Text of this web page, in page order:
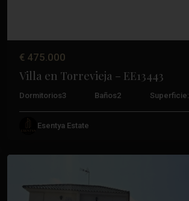
€ 475.000
Villa en Torrevieja – EE13443
Dormitorios3 Baños2 Superficie:
Esentya Estate
Altos ,